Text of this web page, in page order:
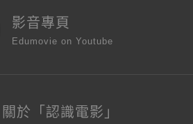
影音專頁
Edumovie on Youtube
關於「認識電影」